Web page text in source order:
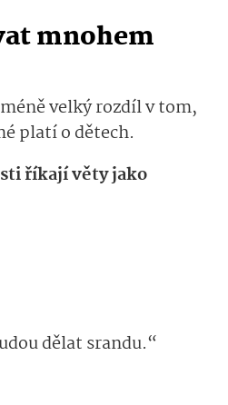
mnohem
velký rozdíl v tom,
platí o dětech.
říkají věty jako
dělat srandu.“